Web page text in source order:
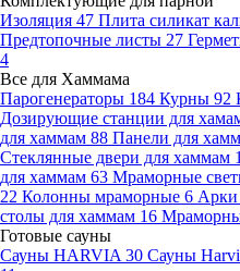
Изоляция 47 Плита силикат
Предтопочные листы 27
4
Все для Хаммама
Парогенераторы 184 Курны 92
Дозирующие станции для
для хаммам 88 Панели для
Стеклянные двери для хаммам
для хаммам 63 Мраморные
22 Колонны мраморные 6
столы для хаммам 16
Готовые сауны
Сауны HARVIA 30 Сауны